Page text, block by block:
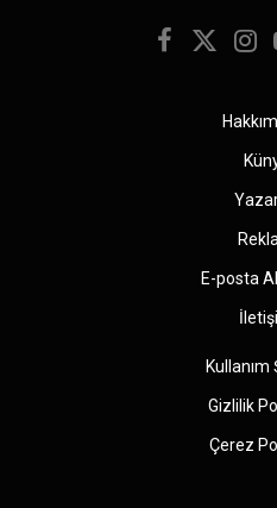
Facebook
X
E-posta
Kullanım
Gizlilik
Çerez